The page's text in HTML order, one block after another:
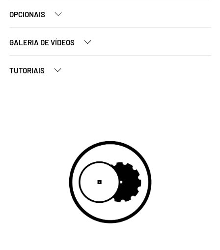
OPCIONAIS
GALERIA DE VÍDEOS
TUTORIAIS